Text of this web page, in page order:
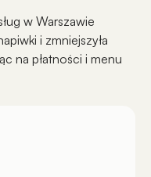
w Warszawie
i zmniejszyła
na płatności i menu